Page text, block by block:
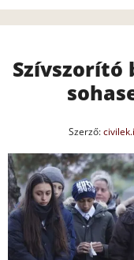
Szívszorító
Szerző: